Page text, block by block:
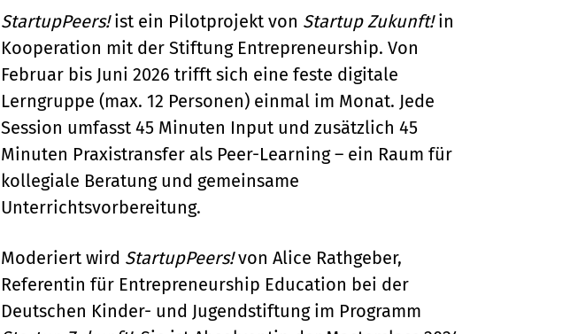
StartupPeers!ist ein Pilotprojekt von Startup Zukunft!in
Kooperation mit der Stiftung Entrepreneurship. Von
Februar bis Juni 2026 trifft sich eine feste digitale
Lerngruppe (max. 12 Personen) einmal im Monat. Jede
Session umfasst 45 Minuten Input und zusätzlich 45
Minuten Praxistransfer als Peer-Learning – ein Raum für
kollegiale Beratung und gemeinsame
Unterrichtsvorbereitung.
Moderiert wird StartupPeers!von Alice Rathgeber,
Referentin für Entrepreneurship Education bei der
Deutschen Kinder- und Jugendstiftung im Programm